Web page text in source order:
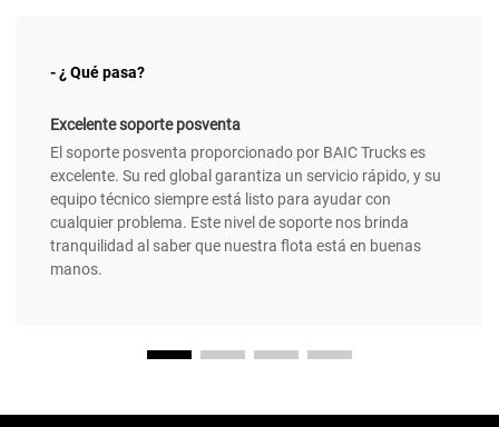
- ¿ Qué pasa?
Excelente soporte posventa
El soporte posventa proporcionado por BAIC Trucks es
excelente. Su red global garantiza un servicio rápido, y su
equipo técnico siempre está listo para ayudar con
cualquier problema. Este nivel de soporte nos brinda
tranquilidad al saber que nuestra flota está en buenas
manos.